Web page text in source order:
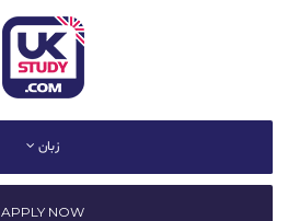
زبان
APPLY NOW